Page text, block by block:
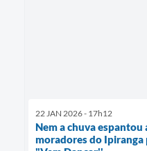
22 JAN 2026 - 17h12
Nem a chuva espantou
moradores do